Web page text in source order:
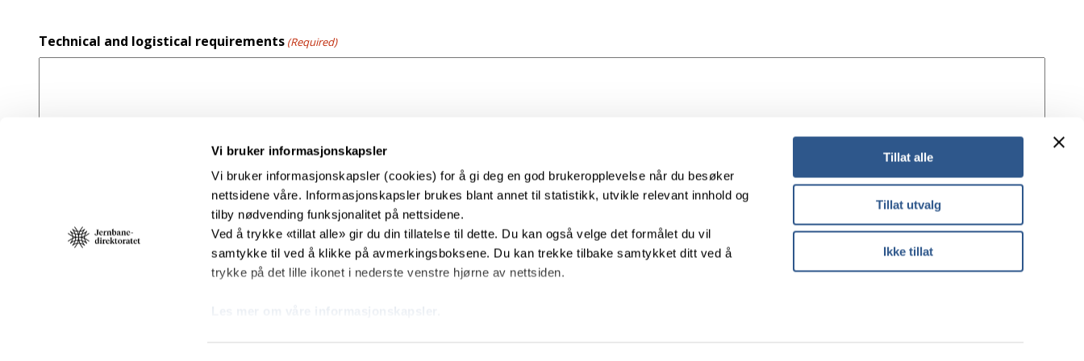
Vi bruker informasjonskapsler
Vi bruker informasjonskapsler (cookies) for å gi deg en god brukeropplevelse når du besøker
nettsidene våre. Informasjonskapsler brukes blant annet til statistikk, utvikle relevant innhold og
tilby nødvending funksjonalitet på nettsidene.
Ved å trykke «tillat alle» gir du din tillatelse til dette. Du kan også velge det formålet du vil
samtykke til ved å klikke på avmerkingsboksene. Du kan trekke tilbake samtykket ditt ved å
trykke på det lille ikonet i nederste venstre hjørne av nettsiden.
Tillat alle
Tillat utvalg
Ikke tillat
Technical and logistical requirements (Required)
0 of 600 max characters